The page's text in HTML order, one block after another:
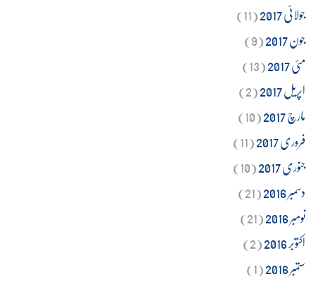
جولائی 2017
(11)
جون 2017
(9)
مئی 2017
(13)
اپریل 2017
(2)
مارچ 2017
(10)
فروری 2017
(11)
جنوری 2017
(10)
دسمبر 2016
(21)
نومبر 2016
(21)
اکتوبر 2016
(2)
ستمبر 2016
(1)